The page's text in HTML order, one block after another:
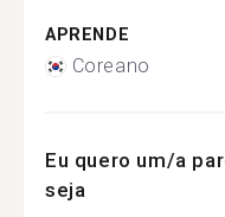
APRENDE
Coreano
Eu quero um/a
seja